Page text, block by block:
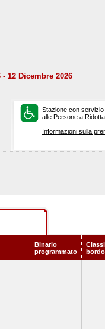
- 12 Dicembre 2026
Stazione con
alle Persone a
Informazioni sulla
Binario
programmato
bordo